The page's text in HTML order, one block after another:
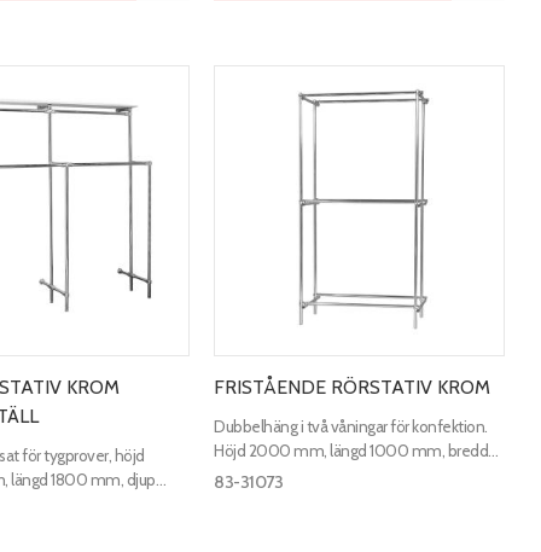
KROM
för tygprover, höjd
längd 1800 mm, djup
FRISTÅENDE RÖRSTATIV KROM
Dubbelhäng i två våningar för konfektion.
Höjd 2000 mm, längd 1000 mm, bredd
600 mm.
83-31073